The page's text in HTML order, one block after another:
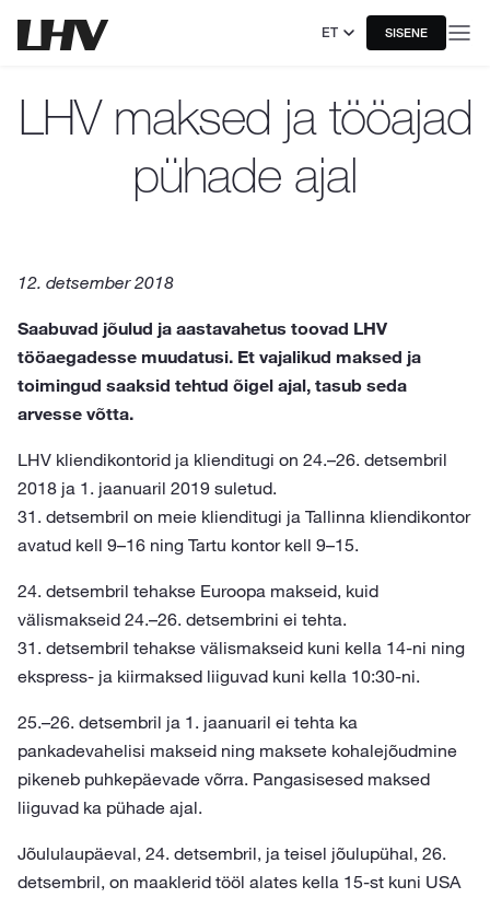
ET SISENE
LHV maksed ja tööajad
pühade ajal
12. detsember 2018
Saabuvad jõulud ja aastavahetus toovad LHV
tööaegadesse muudatusi. Et vajalikud maksed ja
toimingud saaksid tehtud õigel ajal, tasub seda
arvesse võtta.
LHV kliendikontorid ja klienditugi on 24.–26. detsembril
2018 ja 1. jaanuaril 2019 suletud.
31. detsembril on meie klienditugi ja Tallinna kliendikontor
avatud kell 9–16 ning Tartu kontor kell 9–15.
24. detsembril tehakse Euroopa makseid, kuid
välismakseid 24.–26. detsembrini ei tehta.
31. detsembril tehakse välismakseid kuni kella 14-ni ning
ekspress- ja kiirmaksed liiguvad kuni kella 10:30-ni.
25.–26. detsembril ja 1. jaanuaril ei tehta ka
pankadevahelisi makseid ning maksete kohalejõudmine
pikeneb puhkepäevade võrra. Pangasisesed maksed
liiguvad ka pühade ajal.
Jõululaupäeval, 24. detsembril, ja teisel jõulupühal, 26.
detsembril, on maaklerid tööl alates kella 15-st kuni USA